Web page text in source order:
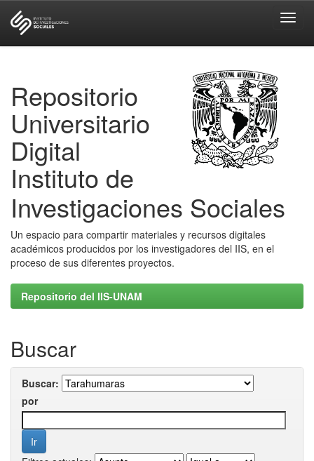
Repositorio
Universitario
Digital
Instituto de
Investigaciones Sociales
Un espacio para compartir materiales y recursos digitales
académicos producidos por los investigadores del IIS, en el
proceso de sus diferentes proyectos.
Repositorio del IIS-UNAM
Buscar
Buscar:
por